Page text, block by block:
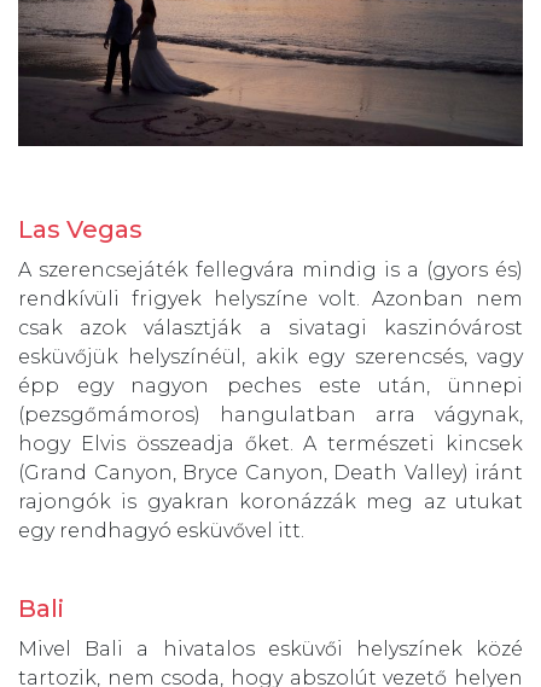
Las Vegas
A szerencsejáték fellegvára mindig is a (gyors és)
rendkívüli frigyek helyszíne volt. Azonban nem
csak azok választják a sivatagi kaszinóvárost
esküvőjük helyszínéül, akik egy szerencsés, vagy
épp egy nagyon peches este után, ünnepi
(pezsgőmámoros) hangulatban arra vágynak,
hogy Elvis összeadja őket. A természeti kincsek
(Grand Canyon, Bryce Canyon, Death Valley) iránt
rajongók is gyakran koronázzák meg az utukat
egy rendhagyó esküvővel itt.
Bali
Mivel Bali a hivatalos esküvői helyszínek közé
tartozik, nem csoda, hogy abszolút vezető helyen